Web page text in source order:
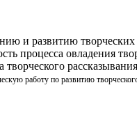
и развитию
процесса овладения
работу по развитию